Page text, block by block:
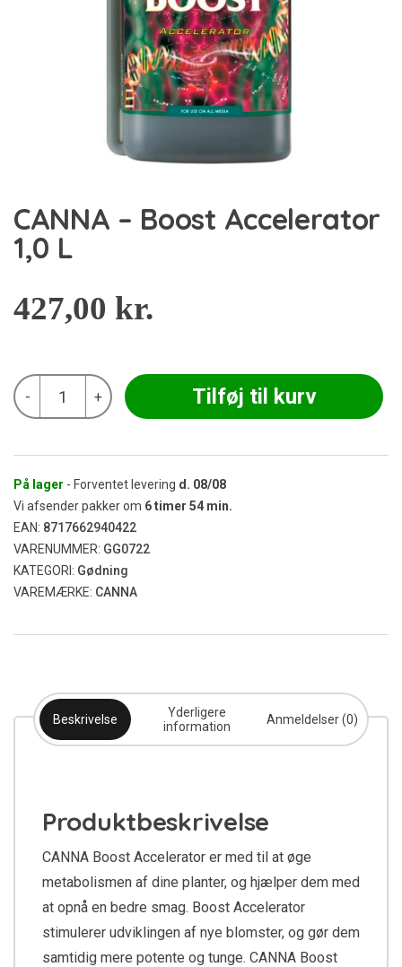
CANNA – Boost Accelerator
1,0 L
427,00 kr.
-
CANNA
Boost
antal
+ Tilføj til kurv
På lager - Forventet levering d. 08/08
Vi afsender pakker om 6timer 54 min.
EAN: 8717662940422
VARENUMMER: GG0722
KATEGORI: Gødning
VAREMÆRKE: CANNA
Beskrivelse
Yderligere
information
Anmeldelser (0)
Produktbeskrivelse
CANNA Boost Accelerator er med til at øge
metabolismen af dine planter, og hjælper dem med
at opnå en bedre smag. Boost Accelerator
stimulerer udviklingen af nye blomster, og gør dem
samtidig mere potente og tunge. CANNA Boost